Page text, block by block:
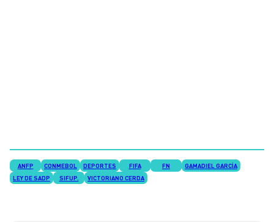
ANFP CONMEBOL DEPORTES FIFA FN
GAMADIEL GARCÍA
LEY DE SADP
SIFUP. VICTORIANO CERDA